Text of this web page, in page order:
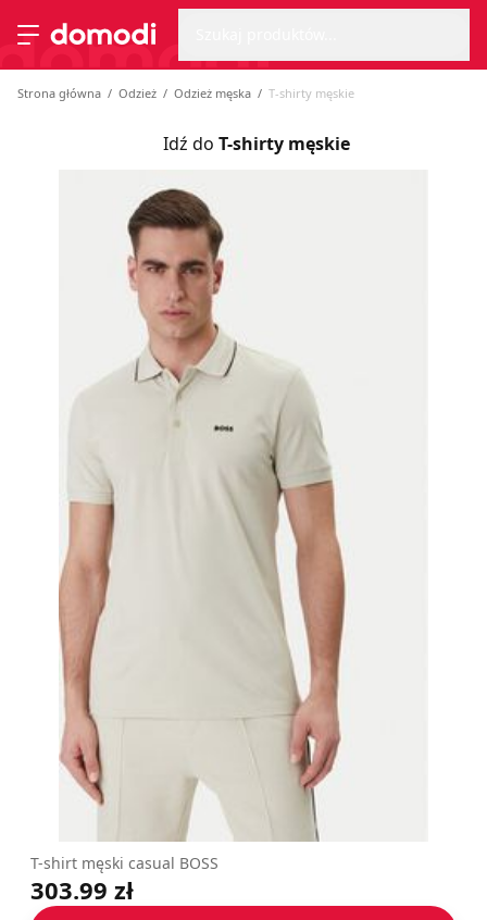
Przełącz menu
Strona główna
Strona główna Odzież Odzież męska T-shirty męskie
Idź do T-shirty męskie
T-shirt męski casual BOSS
303.99 zł